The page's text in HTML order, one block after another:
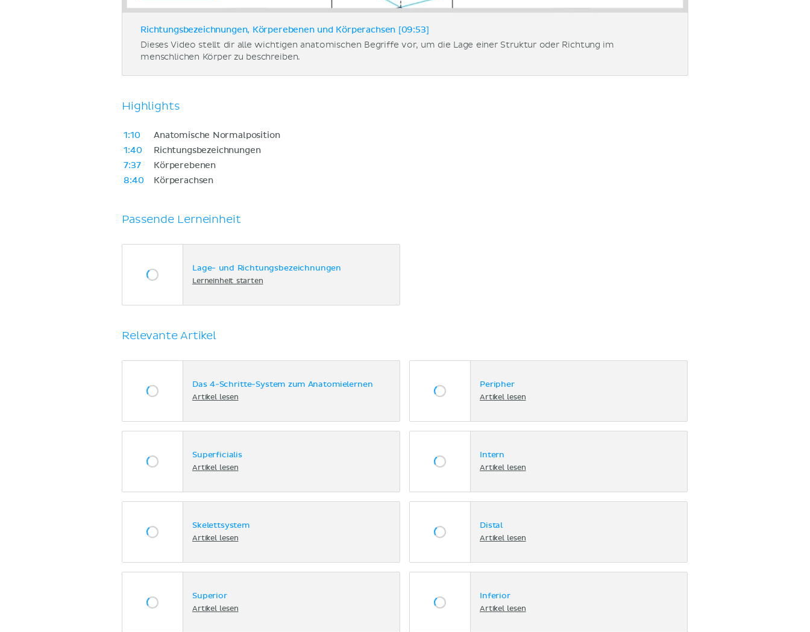
Richtungsbezeichnungen, Körperebenen und Körperachsen [09:53]
Dieses Video stellt dir alle wichtigen anatomischen Begriffe vor, um die Lage einer Struktur oder Richtung im
menschlichen Körper zu beschreiben.
Highlights
1:10
Anatomische Normalposition
1:40
Richtungsbezeichnungen
7:37
Körperebenen
8:40
Körperachsen
Passende Lerneinheit
Lage- und Richtungsbezeichnungen
Lerneinheit starten
Relevante Artikel
Das 4-Schritte-System zum Anatomielernen
Artikel lesen
Peripher
Artikel lesen
Superficialis
Artikel lesen
Intern
Artikel lesen
Skelettsystem
Artikel lesen
Distal
Artikel lesen
Superior
Artikel lesen
Inferior
Artikel lesen